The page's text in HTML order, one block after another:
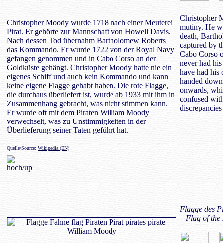
Christopher Moody wurde 1718 nach einer Meuterei
Pirat. Er gehörte zur Mannschaft von Howell Davis.
Nach dessen Tod übernahm Bartholomew Roberts
das Kommando. Er wurde 1722 von der Royal Navy
gefangen genommen und in Cabo Corso an der
Goldküste gehängt. Christopher Moody hatte nie ein
eigenes Schiff und auch kein Kommando und kann
keine eigene Flagge gehabt haben. Die rote Flagge,
die durchaus überliefert ist, wurde ab 1933 mit ihm in
Zusammenhang gebracht, was nicht stimmen kann.
Er wurde oft mit dem Piraten William Moody
verwechselt, was zu Unstimmigkeiten in der
Überlieferung seiner Taten geführt hat.
Christopher
mutiny. He
death,
captured by
Cabo Corso
never had
have had his
handed
onwards,
confused
Quelle/Source: Wikipedia (EN)
Flagge des
– Flag of the